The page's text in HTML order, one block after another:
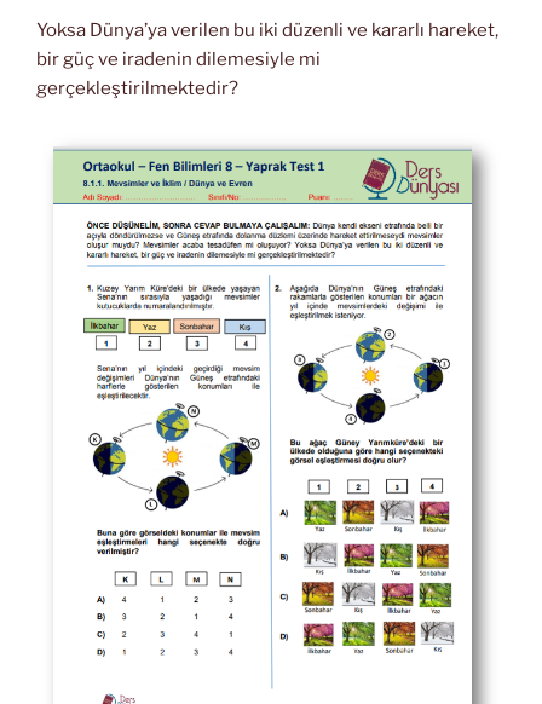
Yoksa Dünya’ya verilen bu iki düzenli ve kararlı hareket,
bir güç ve iradenin dilemesiyle mi
gerçekleştirilmektedir?